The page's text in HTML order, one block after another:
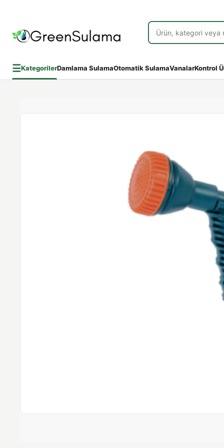
☰KategorilerDamlama SulamaOtomatik SulamaVanalarKontrol